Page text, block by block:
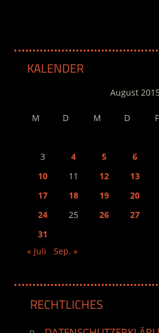
KALENDER
August
M D M D F
3
4 5 6
10
11 12 13
17
18 19 20
24
25 26 27
31
« Juli
Sep. »
RECHTLICHES